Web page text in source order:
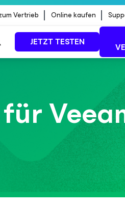
Vertrieb Online kaufen
JETZT TESTEN